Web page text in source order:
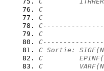
C                =
C                =
C
C Sortie:
C
C